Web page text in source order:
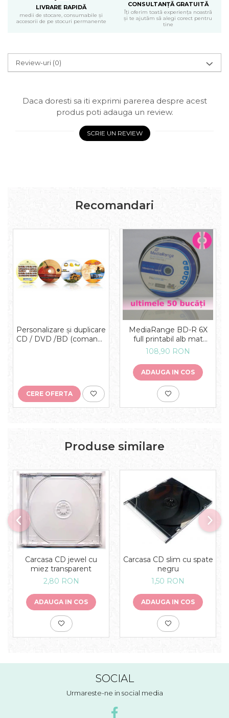
LIVRARE RAPIDĂ
medii de stocare, consumabile și
accesorii de pe stocuri permanente
CONSULTANȚĂ GRATUITĂ
Îți oferim toată experiența noastră
și te ajutăm să alegi corect pentru
tine
Review-uri (0)
Daca doresti sa iti exprimi parerea despre acest
produs poti adauga un review.
SCRIE UN REVIEW
Recomandari
Personalizare și duplicare
CD / DVD /BD (comanda
CERE OFERTA
MediaRange BD-R 6X
full printabil alb mat
CAKE 25 bucăți
108,90 RON
ADAUGA IN COS
Produse similare
Carcasa CD jewel cu
miez transparent
2,80 RON
ADAUGA IN COS
Carcasa CD slim cu spate
negru
1,50 RON
ADAUGA IN COS
SOCIAL
Urmareste-ne in social media